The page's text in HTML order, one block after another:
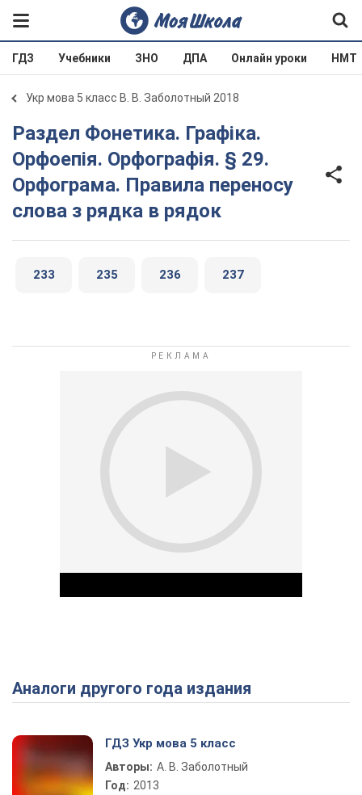
ГДЗ Учебники ЗНО ДПА Онлайн уроки НМТ
Укр мова 5 класс В. В. Заболотный 2018
Раздел Фонетика. Графіка.
Орфоепія. Орфографія. § 29.
Орфограма. Правила переносу
слова з рядка в рядок
233 235 236 237
Play Video
Аналоги другого года издания
ГДЗ Укр мова 5 класс
Авторы: А. В. Заболотный
Год: 2013